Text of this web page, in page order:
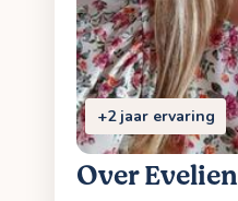
+2 jaar ervaring
Over Evelien